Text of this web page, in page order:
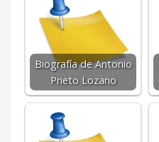
Biografía de Antonio
Prieto Lozano